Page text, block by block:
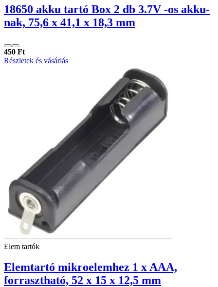
18650 akku tartó Box 2 db 3.7V -os akku-
nak, 75,6 x 41,1 x 18,3 mm
450 Ft
Részletek és vásárlás
Elem tartók
Elemtartó mikroelemhez 1 x AAA,
forrasztható, 52 x 15 x 12,5 mm